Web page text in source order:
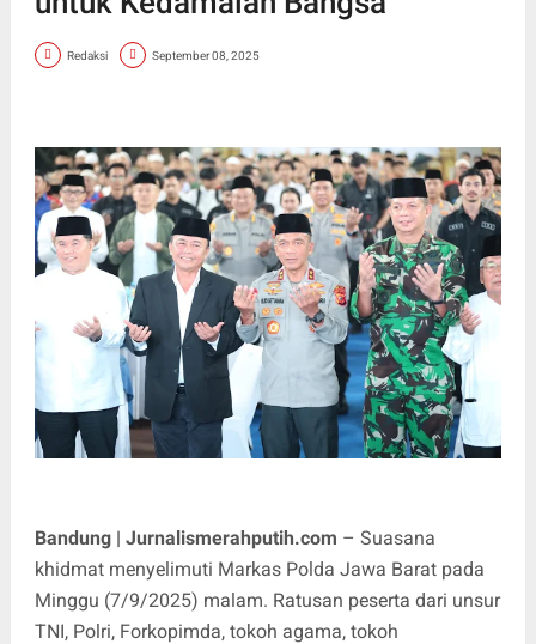
Redaksi September 08, 2025
Bandung | Jurnalismerahputih.com – Suasana
khidmat menyelimuti Markas Polda Jawa Barat pada
Minggu (7/9/2025) malam. Ratusan peserta dari unsur
TNI, Polri, Forkopimda, tokoh agama, tokoh